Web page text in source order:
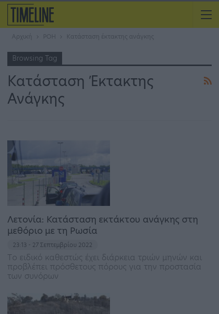
Αρχική ΡΟΗ Κατάσταση έκτακτης ανάγκης
Browsing Tag
Κατάσταση Έκτακτης
Ανάγκης
Λετονία: Κατάσταση εκτάκτου ανάγκης στη
μεθόριο με τη Ρωσία
23:13 - 27 Σεπτεμβρίου 2022
Tο ειδικό καθεστώς έχει διάρκεια τριών μηνών και
προβλέπει πρόσθετους πόρους για την προστασία
των συνόρων